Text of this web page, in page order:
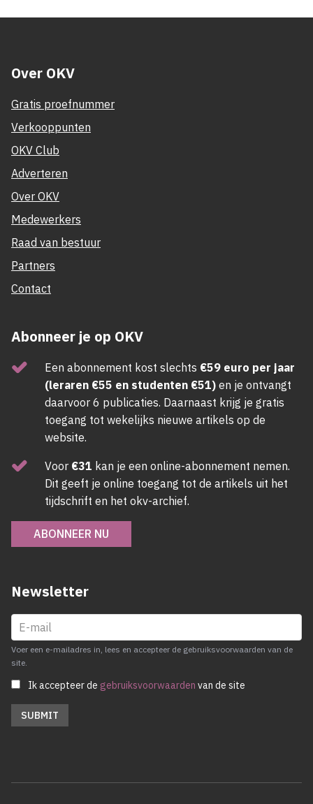
Over OKV
Gratis proefnummer
Verkooppunten
OKV Club
Adverteren
Over OKV
Medewerkers
Raad van bestuur
Partners
Contact
Abonneer je op OKV
Een abonnement kost slechts €59 euro per jaar
(leraren €55 en studenten €51) en je ontvangt
daarvoor 6 publicaties. Daarnaast krijg je gratis
toegang tot wekelijks nieuwe artikels op de
website.
Voor €31 kan je een online-abonnement nemen.
Dit geeft je online toegang tot de artikels uit het
tijdschrift en het okv-archief.
ABONNEER NU
Newsletter
Voer een e-mailadres in, lees en accepteer de gebruiksvoorwaarden van de
site.
Ik accepteer de gebruiksvoorwaarden van de site